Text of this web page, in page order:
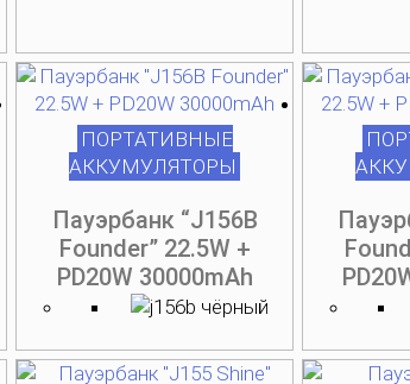
ПОРТАТИВНЫЕ
АККУМУЛЯТОРЫ
Пауэрбанк “J156B
Founder” 22.5W +
PD20W 30000mAh